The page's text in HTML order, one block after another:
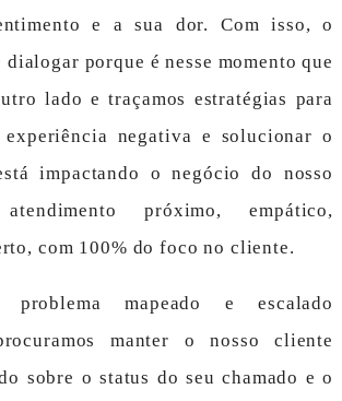
e a sua dor. Com isso, o
dialogar porque é nesse momento que
lado e traçamos estratégias para
negativa e solucionar o
impactando o negócio do nosso
próximo, empático,
com 100% do foco no cliente.
mapeado e escalado
manter o nosso cliente
sobre o status do seu chamado e o